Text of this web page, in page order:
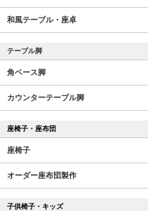
和風テーブル・座卓
テーブル脚
角ベース脚
カウンターテーブル脚
座椅子・座布団
座椅子
オーダー座布団製作
子供椅子・キッズ